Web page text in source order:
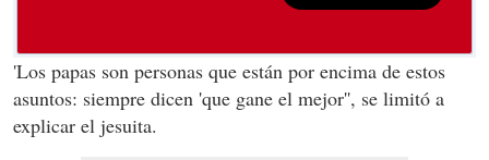
'Los papas son personas que están por encima de estos
asuntos: siempre dicen 'que gane el mejor'', se limitó a
explicar el jesuita.